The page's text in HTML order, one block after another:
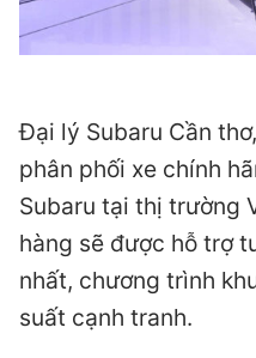
Đại lý Subaru Cần
phân phối xe chính
Subaru tại thị trường
hàng sẽ được hỗ trợ
nhất, chương trình
suất cạnh tranh.